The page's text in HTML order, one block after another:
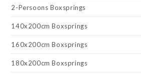
2-Persoons Boxsprings
140x200cm Boxsprings
160x200cm Boxsprings
180x200cm Boxsprings